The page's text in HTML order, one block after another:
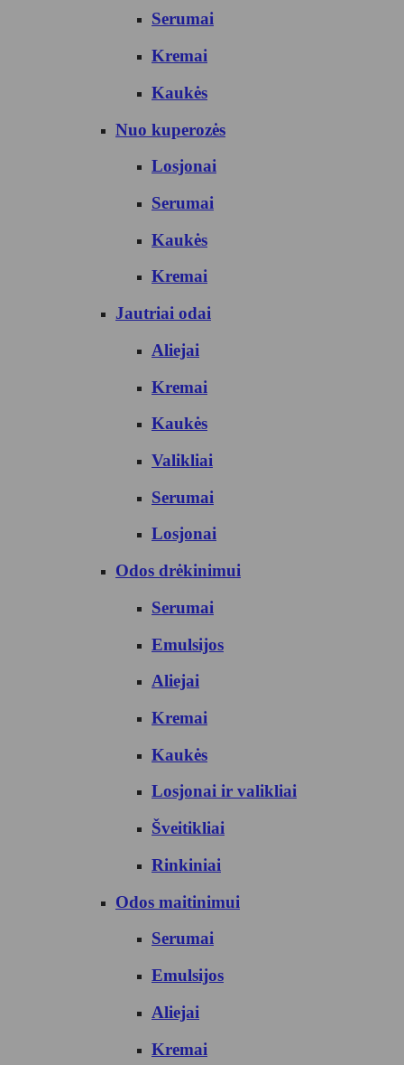
Serumai
Kremai
Kaukės
Nuo kuperozės
Losjonai
Serumai
Kaukės
Kremai
Jautriai odai
Aliejai
Kremai
Kaukės
Valikliai
Serumai
Losjonai
Odos drėkinimui
Serumai
Emulsijos
Aliejai
Kremai
Kaukės
Losjonai ir valikliai
Šveitikliai
Rinkiniai
Odos maitinimui
Serumai
Emulsijos
Aliejai
Kremai